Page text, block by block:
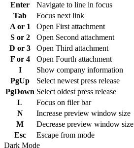
Enter
Navigate to line in focus
Tab
Focus next link
A or 1
Open First attachment
S or 2
Open Second attachment
D or 3
Open Third attachment
F or 4
Open Fourth attachment
I
Show company information
PgUp
Select newest press release
PgDown Select oldest press release
L
Focus on filer bar
N
Increase preview window size
M
Decrease preview window size
Esc
Escape from mode
Dark Mode